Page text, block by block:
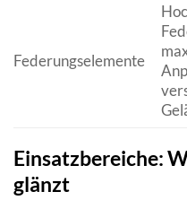
Federungselemente
Einsatzbereiche:
glänzt